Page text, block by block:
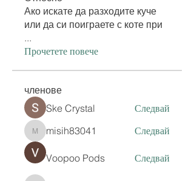
Ако искате да разходите куче
или да си поиграете с коте при
...
Прочетете повече
членове
Ske Crystal Следвай
misih83041
misih83041 Следвай
Voopoo Pods Следвай